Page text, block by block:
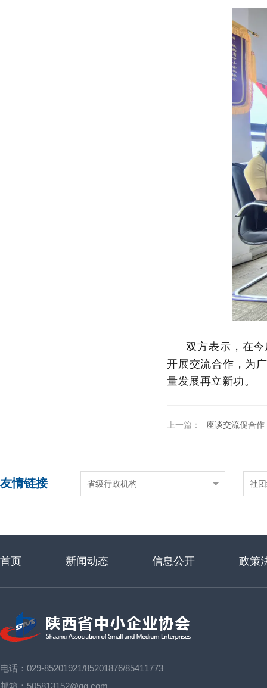
双方表示，在
开展交流合作，为
量发展再立新功。
上一篇： 座谈交流促合作 携手并肩谋惠企——
友情链接 省级行政机构 社
首页 新闻动态 信息公开 政策
电话：029-85201921/85201876/85411773
邮箱：505813152@qq.com